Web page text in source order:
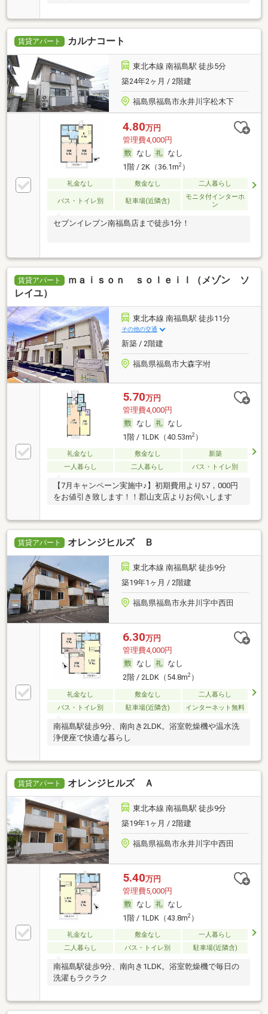
賃貸アパート カルナコート
東北本線 南福島駅 徒歩5分
築24年2ヶ月 / 2階建
福島県福島市永井川字松木下
4.80万円
管理費4,000円
なし
なし
1階 / 2K（36.1m2）
礼金なし 敷金なし 二人暮らし
バス・トイレ別 駐車場(近隣含)
モニタ付インターホ
ン
セブンイレブン南福島店まで徒歩1分！
賃貸アパート
ｍａｉｓｏｎ ｓｏｌｅｉｌ（メゾン ソ
レイユ）
東北本線 南福島駅 徒歩11分
その他の交通
新築 / 2階建
福島県福島市大森字坿
5.70万円
管理費4,000円
なし
なし
1階 / 1LDK（40.53m2）
礼金なし 敷金なし
新築
一人暮らし
二人暮らし バス・トイレ別
【7月キャンペーン実施中♪】初期費用より57，000円
をお値引き致します！！郡山支店よりお伺いします
賃貸アパート オレンジヒルズ Ｂ
東北本線 南福島駅 徒歩9分
築19年1ヶ月 / 2階建
福島県福島市永井川字中西田
6.30万円
管理費4,000円
なし
なし
2階 / 2LDK（54.8m2）
礼金なし 敷金なし
二人暮らし
バス・トイレ別
駐車場(近隣含) インターネット無料
南福島駅徒歩9分、南向き2LDK。浴室乾燥機や温水洗
浄便座で快適な暮らし
賃貸アパート オレンジヒルズ Ａ
東北本線 南福島駅 徒歩9分
築19年1ヶ月 / 2階建
福島県福島市永井川字中西田
5.40万円
管理費5,000円
なし
なし
1階 / 1LDK（43.8m2）
礼金なし 敷金なし
一人暮らし
二人暮らし
バス・トイレ別 駐車場(近隣含)
南福島駅徒歩9分、南向き1LDK。浴室乾燥機で毎日の
洗濯もラクラク